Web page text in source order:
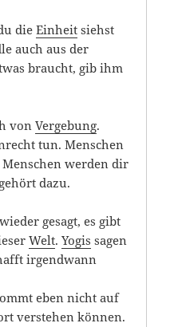
dieEinheit siehst
auch aus der
braucht, gib ihm
vonVergebung.
tun. Menschen
werden dir
dazu.
gesagt, es gibt
Welt.Yogis sagen
irgendwann
eben nicht auf
verstehen können.